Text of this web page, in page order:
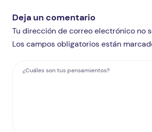
Deja un comentario
Tu dirección de correo electrónico no
Los campos obligatorios están